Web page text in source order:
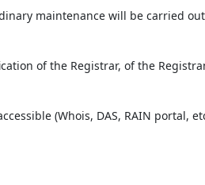
maintenance will be carried
of the Registrar, of the
(Whois, DAS, RAIN portal,